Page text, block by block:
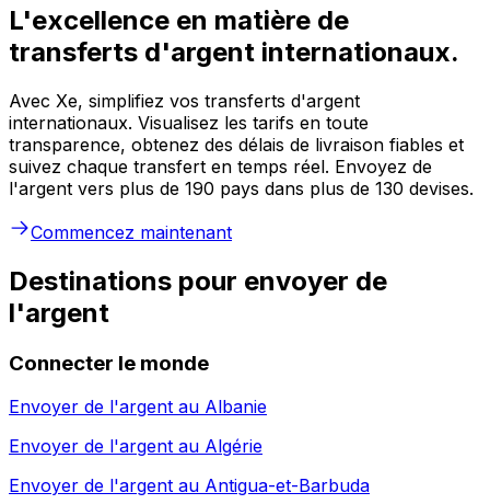
L'excellence en matière de
transferts d'argent internationaux.
Avec Xe, simplifiez vos transferts d'argent
internationaux. Visualisez les tarifs en toute
transparence, obtenez des délais de livraison fiables et
suivez chaque transfert en temps réel. Envoyez de
l'argent vers plus de 190 pays dans plus de 130 devises.
Commencez maintenant
Destinations pour envoyer de
l'argent
Connecter le monde
Envoyer de l'argent au Albanie
Envoyer de l'argent au Algérie
Envoyer de l'argent au Antigua-et-Barbuda